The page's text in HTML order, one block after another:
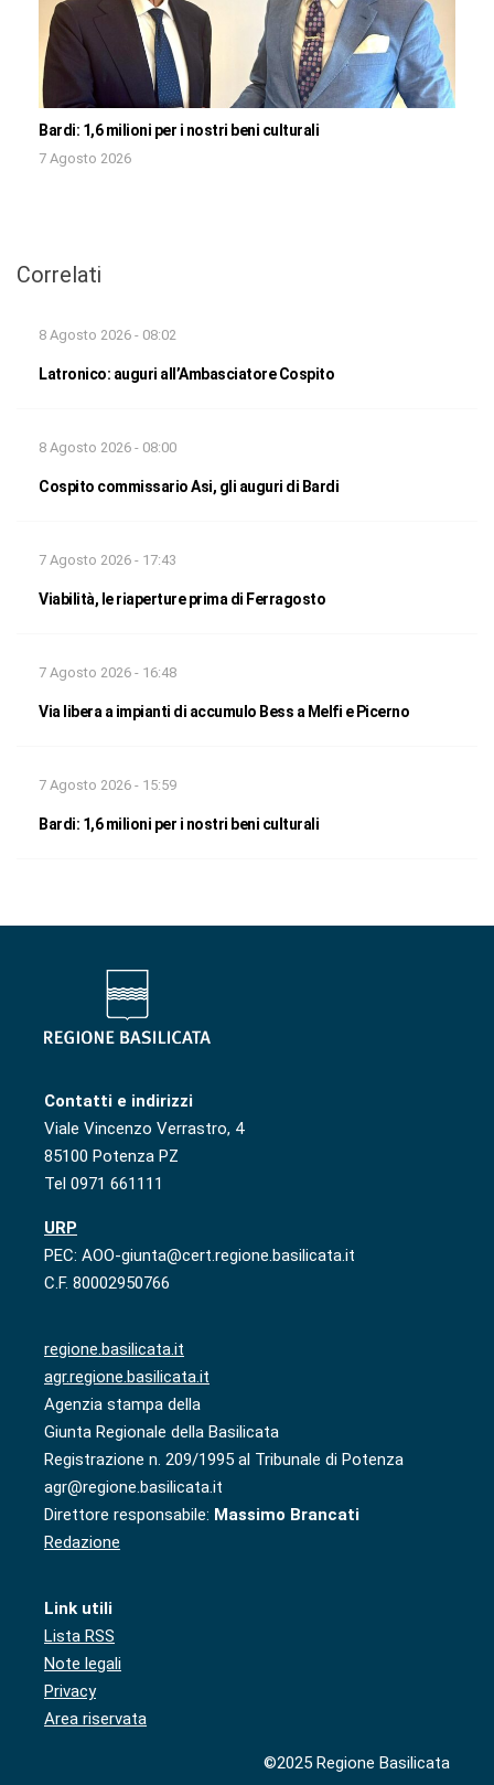
Bardi: 1,6 milioni per i nostri beni culturali
7 Agosto 2026
Correlati
8 Agosto 2026 - 08:02
Latronico: auguri all’Ambasciatore Cospito
8 Agosto 2026 - 08:00
Cospito commissario Asi, gli auguri di Bardi
7 Agosto 2026 - 17:43
Viabilità, le riaperture prima di Ferragosto
7 Agosto 2026 - 16:48
Via libera a impianti di accumulo Bess a Melfi e Picerno
7 Agosto 2026 - 15:59
Bardi: 1,6 milioni per i nostri beni culturali
Contatti e indirizzi
Viale Vincenzo Verrastro, 4
85100 Potenza PZ
Tel 0971 661111
URP
PEC: AOO-giunta@cert.regione.basilicata.it
C.F. 80002950766
regione.basilicata.it
agr.regione.basilicata.it
Agenzia stampa della
Giunta Regionale della Basilicata
Registrazione n. 209/1995 al Tribunale di Potenza
agr@regione.basilicata.it
Direttore responsabile: Massimo Brancati
Redazione
Link utili
Lista RSS
Note legali
Privacy
Area riservata
©2025 Regione Basilicata